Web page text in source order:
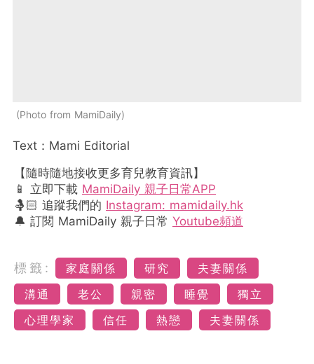
Photo from MamiDaily
Text：Mami Editorial
【隨時隨地接收更多育兒教育資訊】
📱 立即下載 MamiDaily 親子日常APP
🤱🏻 追蹤我們的 Instagram: mamidaily.hk
🔔 訂閱 MamiDaily 親子日常 Youtube頻道
標籤: 家庭關係 研究
夫妻關係
溝通
老公 親密 睡覺
獨立
心理學家
信任 熱戀 夫妻關係